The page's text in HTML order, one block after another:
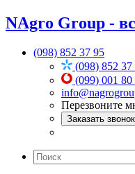
NAgro Group -
(098) 852 37 95
(098) 852 37
(099) 001 80
Перезвоните
Заказать звонок